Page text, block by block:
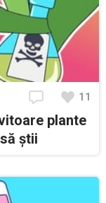
11
plante
știi